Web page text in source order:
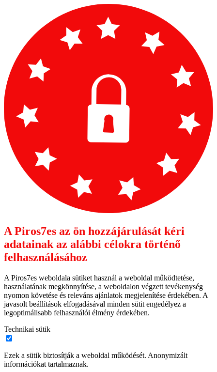
A Piros7es az ön hozzájárulását kéri
adatainak az alábbi célokra történő
felhasználásához
A Piros7es weboldala sütiket használ a weboldal működtetése,
használatának megkönnyítése, a weboldalon végzett tevékenység
nyomon követése és releváns ajánlatok megjelenítése érdekében. A
javasolt beállítások elfogadásával minden sütit engedélyez a
legoptimálisabb felhasználói élmény érdekében.
Technikai sütik
Ezek a sütik biztosítják a weboldal működését. Anonymizált
információkat tartalmaznak.